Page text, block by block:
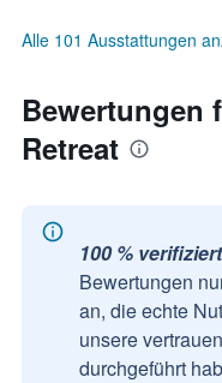
Alle 101 Ausstattungen
Bewertungen
Retreat
100 %
Bewertungen
an, die echte
unsere
durchgeführt